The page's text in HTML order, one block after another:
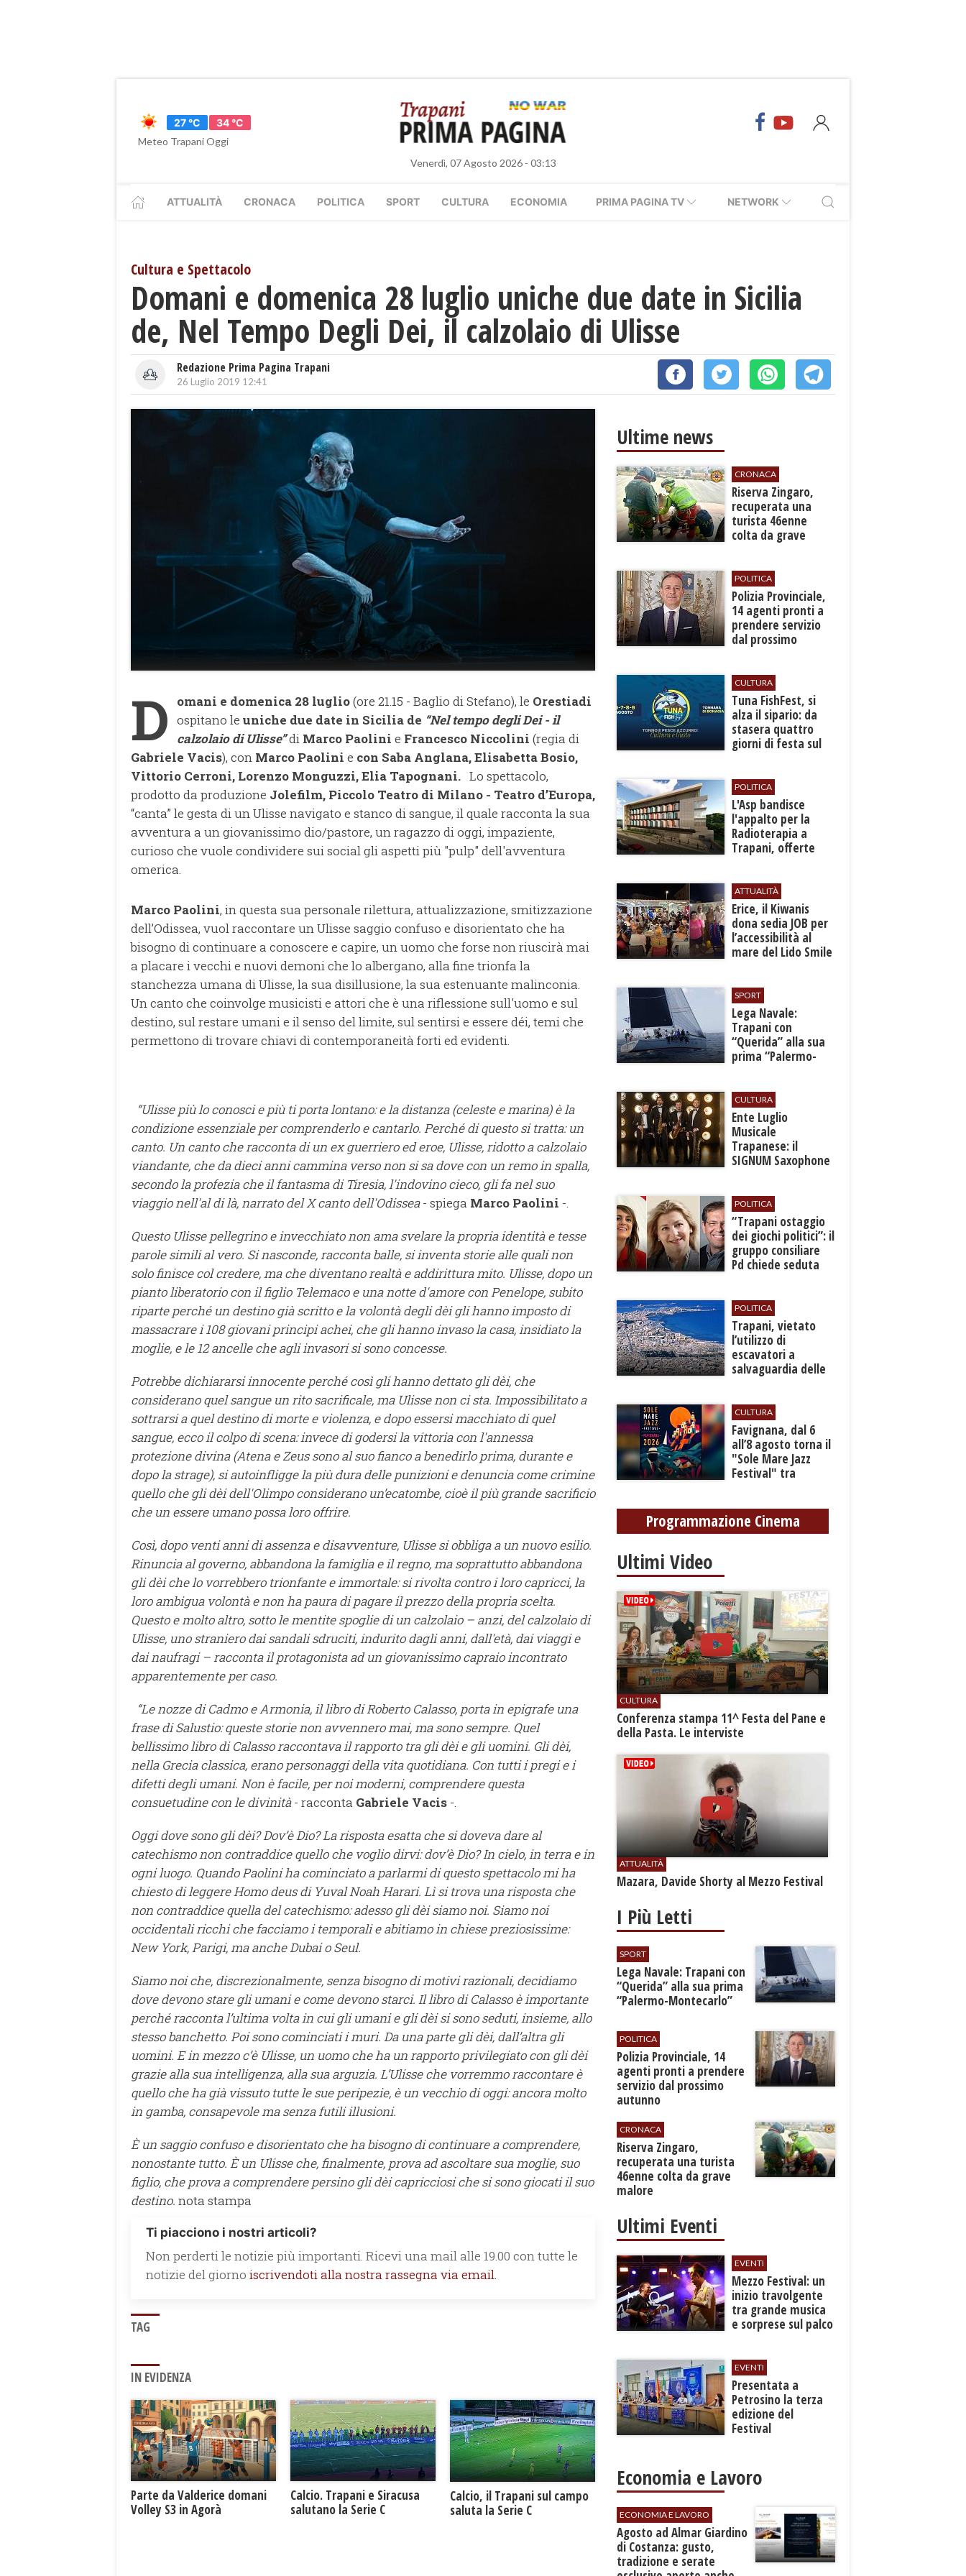
27 °C
34 °C
Meteo Trapani Oggi
Venerdì, 07 Agosto 2026 - 03:13
ATTUALITÀ CRONACA POLITICA SPORT CULTURA ECONOMIA PRIMA PAGINA TV NETWORK
Cultura e Spettacolo
Domani e domenica 28 luglio uniche due date in Sicilia
de, Nel Tempo Degli Dei, il calzolaio di Ulisse
Redazione Prima Pagina Trapani
26 Luglio 2019 12:41
D omani e domenica 28 luglio(ore 21.15 - Baglio di Stefano), le Orestiadi
ospitano le uniche due date in Sicilia de “Nel tempo degli Dei - il
calzolaio di Ulisse”di Marco Paolini e Francesco Niccolini (regia di
Gabriele Vacis), con Marco Paolini e con Saba Anglana, Elisabetta Bosio,
Vittorio Cerroni, Lorenzo Monguzzi, Elia Tapognani. Lo spettacolo,
prodotto da produzione Jolefilm, Piccolo Teatro di Milano - Teatro d’Europa,
“canta” le gesta di un Ulisse navigato e stanco di sangue, il quale racconta la sua
avventura a un giovanissimo dio/pastore, un ragazzo di oggi, impaziente,
curioso che vuole condividere sui social gli aspetti più "pulp" dell'avventura
omerica.
Marco Paolini, in questa sua personale rilettura, attualizzazione, smitizzazione
dell’Odissea, vuol raccontare un Ulisse saggio confuso e disorientato che ha
bisogno di continuare a conoscere e capire, un uomo che forse non riuscirà mai
a placare i vecchi e nuovi demoni che lo albergano, alla fine trionfa la
stanchezza umana di Ulisse, la sua disillusione, la sua estenuante malinconia.
Un canto che coinvolge musicisti e attori che è una riflessione sull'uomo e sul
destino, sul restare umani e il senso del limite, sul sentirsi e essere déi, temi che
permettono di trovare chiavi di contemporaneità forti ed evidenti.
“Ulisse più lo conosci e più ti porta lontano: e la distanza (celeste e marina) è la
condizione essenziale per comprenderlo e cantarlo. Perché di questo si tratta: un
canto. Un canto che racconta di un ex guerriero ed eroe, Ulisse, ridotto a calzolaio
viandante, che da dieci anni cammina verso non si sa dove con un remo in spalla,
secondo la profezia che il fantasma di Tiresia, l'indovino cieco, gli fa nel suo
viaggio nell'al di là, narrato del X canto dell'Odissea- spiega Marco Paolini -.
Questo Ulisse pellegrino e invecchiato non ama svelare la propria identità e tesse
parole simili al vero. Si nasconde, racconta balle, si inventa storie alle quali non
solo finisce col credere, ma che diventano realtà e addirittura mito. Ulisse, dopo un
pianto liberatorio con il figlio Telemaco e una notte d'amore con Penelope, subito
riparte perché un destino già scritto e la volontà degli dèi gli hanno imposto di
massacrare i 108 giovani principi achei, che gli hanno invaso la casa, insidiato la
moglie, e le 12 ancelle che agli invasori si sono concesse.
Potrebbe dichiararsi innocente perché così gli hanno dettato gli dèi, che
considerano quel sangue un rito sacrificale, ma Ulisse non ci sta. Impossibilitato a
sottrarsi a quel destino di morte e violenza, e dopo essersi macchiato di quel
sangue, ecco il colpo di scena: invece di godersi la vittoria con l'annessa
protezione divina (Atena e Zeus sono al suo fianco a benedirlo prima, durante e
dopo la strage), si autoinfligge la più dura delle punizioni e denuncia come crimine
quello che gli dèi dell'Olimpo considerano un’ecatombe, cioè il più grande sacrificio
che un essere umano possa loro offrire.
Così, dopo venti anni di assenza e disavventure, Ulisse si obbliga a un nuovo esilio.
Rinuncia al governo, abbandona la famiglia e il regno, ma soprattutto abbandona
gli dèi che lo vorrebbero trionfante e immortale: si rivolta contro i loro capricci, la
loro ambigua volontà e non ha paura di pagare il prezzo della propria scelta.
Questo e molto altro, sotto le mentite spoglie di un calzolaio – anzi, del calzolaio di
Ulisse, uno straniero dai sandali sdruciti, indurito dagli anni, dall'età, dai viaggi e
dai naufragi – racconta il protagonista ad un giovanissimo capraio incontrato
apparentemente per caso.
“Le nozze di Cadmo e Armonia, il libro di Roberto Calasso, porta in epigrafe una
frase di Salustio: queste storie non avvennero mai, ma sono sempre. Quel
bellissimo libro di Calasso raccontava il rapporto tra gli dèi e gli uomini. Gli dèi,
nella Grecia classica, erano personaggi della vita quotidiana. Con tutti i pregi e i
difetti degli umani. Non è facile, per noi moderni, comprendere questa
consuetudine con le divinità- racconta Gabriele Vacis -.
Oggi dove sono gli dèi? Dov’è Dio? La risposta esatta che si doveva dare al
catechismo non contraddice quello che voglio dirvi: dov’è Dio? In cielo, in terra e in
ogni luogo. Quando Paolini ha cominciato a parlarmi di questo spettacolo mi ha
chiesto di leggere Homo deus di Yuval Noah Harari. Lì si trova una risposta che
non contraddice quella del catechismo: adesso gli dèi siamo noi. Siamo noi
occidentali ricchi che facciamo i temporali e abitiamo in chiese preziosissime:
New York, Parigi, ma anche Dubai o Seul.
Siamo noi che, discrezionalmente, senza bisogno di motivi razionali, decidiamo
dove devono stare gli umani e come devono starci. Il libro di Calasso è importante
perché racconta l’ultima volta in cui gli umani e gli dèi si sono seduti, insieme, allo
stesso banchetto. Poi sono cominciati i muri. Da una parte gli dèi, dall’altra gli
uomini. E in mezzo c’è Ulisse, un uomo che ha un rapporto privilegiato con gli dèi
grazie alla sua intelligenza, alla sua arguzia. L’Ulisse che vorremmo raccontare è
quello che ha già vissuto tutte le sue peripezie, è un vecchio di oggi: ancora molto
in gamba, consapevole ma senza futili illusioni.
È un saggio confuso e disorientato che ha bisogno di continuare a comprendere,
nonostante tutto. È un Ulisse che, finalmente, prova ad ascoltare sua moglie, suo
figlio, che prova a comprendere persino gli dèi capricciosi che si sono giocati il suo
destino. nota stampa
Ti piacciono i nostri articoli?
Non perderti le notizie più importanti. Ricevi una mail alle 19.00 con tutte le
notizie del giorno iscrivendoti alla nostra rassegna via email.
TAG
IN EVIDENZA
Parte da Valderice domani
Volley S3 in Agorà
Calcio. Trapani e Siracusa
salutano la Serie C
Calcio, il Trapani sul campo
saluta la Serie C
Ultime news
CRONACA
​Riserva Zingaro,
recuperata una
turista 46enne
colta da grave
POLITICA
​Polizia Provinciale,
14 agenti pronti a
prendere servizio
dal prossimo
CULTURA
​Tuna FishFest, si
alza il sipario: da
stasera quattro
giorni di festa sul
POLITICA
L'Asp bandisce
l'appalto per la
Radioterapia a
Trapani, offerte
ATTUALITÀ
​Erice, il Kiwanis
dona sedia JOB per
l’accessibilità al
mare del Lido Smile
SPORT
​Lega Navale:
Trapani con
“Querida” alla sua
prima “Palermo-
CULTURA
Ente Luglio
Musicale
Trapanese: il
SIGNUM Saxophone
Dream”
POLITICA
​“Trapani ostaggio
dei giochi politici”: il
gruppo consiliare
Pd chiede seduta
POLITICA
​Trapani, vietato
l’utilizzo di
escavatori a
salvaguardia delle
CULTURA
Favignana, dal 6
all’8 agosto torna il
"Sole Mare Jazz
Festival" tra
Programmazione Cinema
Ultimi Video
CULTURA
Conferenza stampa 11^ Festa del Pane e
della Pasta. Le interviste
ATTUALITÀ
Mazara, Davide Shorty al Mezzo Festival
I Più Letti
SPORT
​Lega Navale: Trapani con
“Querida” alla sua prima
“Palermo-Montecarlo”
POLITICA
​Polizia Provinciale, 14
agenti pronti a prendere
servizio dal prossimo
autunno
CRONACA
​Riserva Zingaro,
recuperata una turista
46enne colta da grave
malore
Ultimi Eventi
EVENTI
Mezzo Festival: un
inizio travolgente
tra grande musica
e sorprese sul palco
EVENTI
Presentata a
Petrosino la terza
edizione del
Festival
"Voci dal
Mediterraneo"
Economia e Lavoro
ECONOMIA E LAVORO
Agosto ad Almar Giardino
di Costanza: gusto,
tradizione e serate